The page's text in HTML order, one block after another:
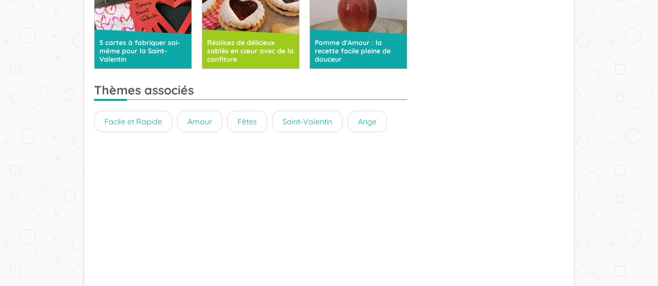
5 cartes à fabriquer soi-
même pour la Saint-
Valentin
Réalisez de délicieux
sablés en cœur avec de la
confiture
Pomme d'Amour : la
recette facile pleine de
douceur
Thèmes associés
Facile et Rapide Amour Fêtes Saint-Valentin Ange